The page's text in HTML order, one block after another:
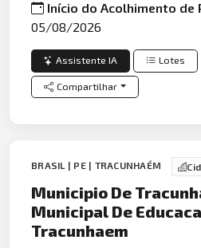
Início do Acolhimento de
05/08/2026
Assistente IA Lotes
Compartilhar
BRASIL | PE | TRACUNHAÉM
Municipio De
Municipal De
Tracunhaem